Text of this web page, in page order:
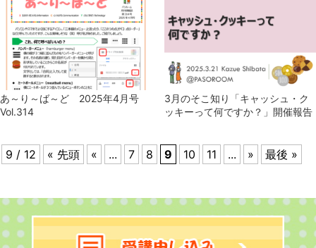
あ～り～ば～ど 2025年4月号
Vol.314
3月のそこ知り「キャッシュ・ク
ッキーって何ですか？」開催報告
9 / 12 « 先頭 « ... 7 8 9 10 11 ... » 最後 »